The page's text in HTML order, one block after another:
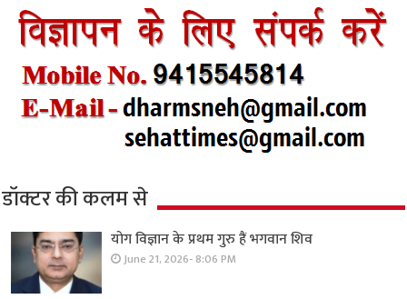
डॉक्टर की कलम से
योग विज्ञान के प्रथम गुरु हैं भगवान शिव
June 21, 2026- 8:06 PM